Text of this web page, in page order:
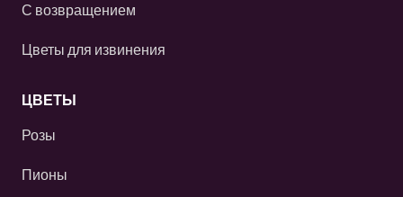
С возвращением
Цветы для извинения
ЦВЕТЫ
Розы
Пионы